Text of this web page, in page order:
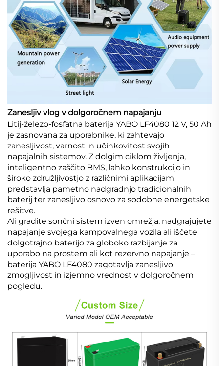
Zanesljiv vlog v dolgoročnem napajanju
Litij-železo-fosfatna baterija YABO LF4080 12 V, 50 Ah
je zasnovana za uporabnike, ki zahtevajo
zanesljivost, varnost in učinkovitost svojih
napajalnih sistemov. Z dolgim ciklom življenja,
inteligentno zaščito BMS, lahko konstrukcijo in
široko združljivostjo z različnimi aplikacijami
predstavlja pametno nadgradnjo tradicionalnih
baterij ter zanesljivo osnovo za sodobne energetske
rešitve.
Ali gradite sončni sistem izven omrežja, nadgrajujete
napajanje svojega kampovalnega vozila ali iščete
dolgotrajno baterijo za globoko razbijanje za
uporabo na prostem ali kot rezervno napajanje –
baterija YABO LF4080 zagotavlja zanesljivo
zmogljivost in izjemno vrednost v dolgoročnem
pogledu.